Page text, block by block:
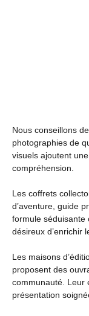
Nous conseillons
photographies de
visuels ajoutent
compréhension.
Les coffrets
d’aventure, guide
formule séduisante
désireux d’enrichir
Les maisons
proposent des
communauté. Leur
présentation